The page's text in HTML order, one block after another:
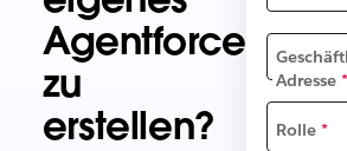
Agentforce
zu
erstellen?
Adresse*
Rolle*